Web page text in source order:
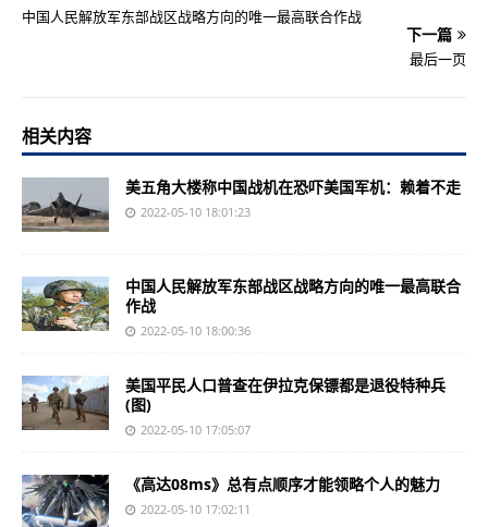
中国人民解放军东部战区战略方向的唯一最高联合作战
下一篇
最后一页
相关内容
美五角大楼称中国战机在恐吓美国军机：赖着不走
2022-05-10 18:01:23
中国人民解放军东部战区战略方向的唯一最高联合
作战
2022-05-10 18:00:36
美国平民人口普查在伊拉克保镖都是退役特种兵
(图)
2022-05-10 17:05:07
《高达08ms》总有点顺序才能领略个人的魅力
2022-05-10 17:02:11